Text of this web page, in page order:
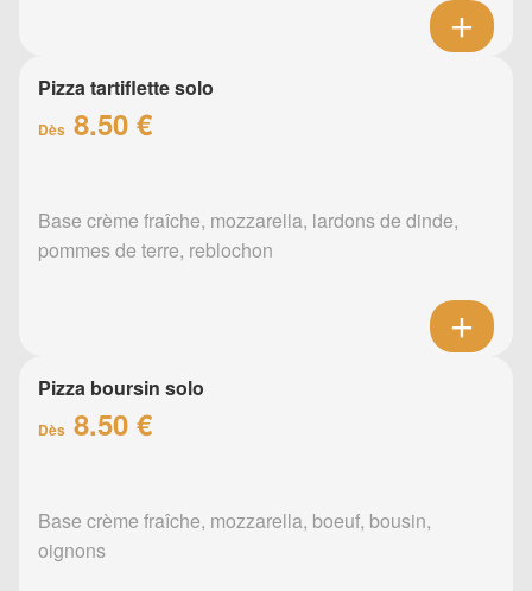
Pizza tartiflette solo
Dès 8.50 €
Base crème fraîche, mozzarella, lardons de dinde,
pommes de terre, reblochon
Pizza boursin solo
Dès 8.50 €
Base crème fraîche, mozzarella, boeuf, bousin,
oignons